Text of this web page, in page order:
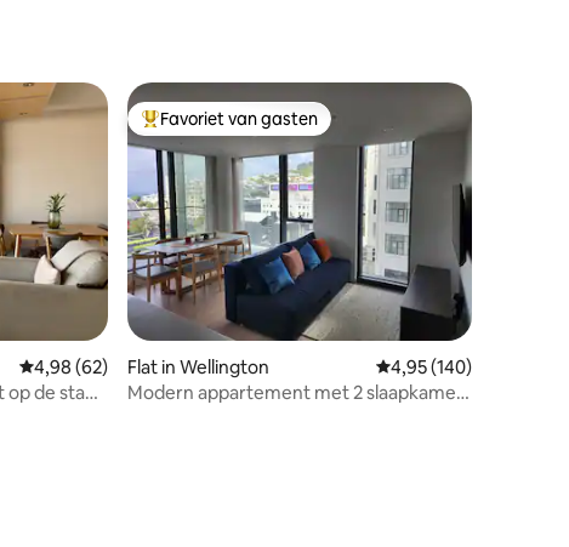
Gemiddelde beoordeling van 4,98 op 5, 62 recensies
4,98 (62)
op de stad
Topfavoriet van gasten
Favoriet van gasten
Flat in Wellington Gemiddelde
4,95 (140)
Modern appartement met 2 slaapkamers